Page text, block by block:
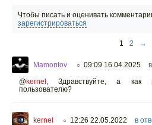
Чтобы писать и оценивать
зарегистрироваться
1 2 →
Mamontov ○ 09:09 16.04.2025
@kernel , Здравствуйте, а как
пользователю?
kernel ○ 12:26 22.05.2022 в